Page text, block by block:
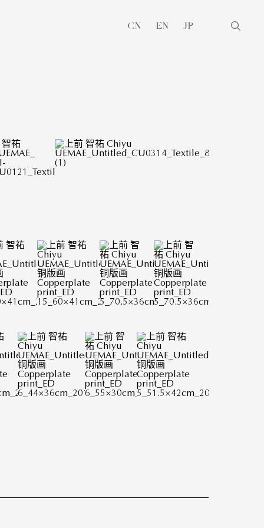
CN EN JP